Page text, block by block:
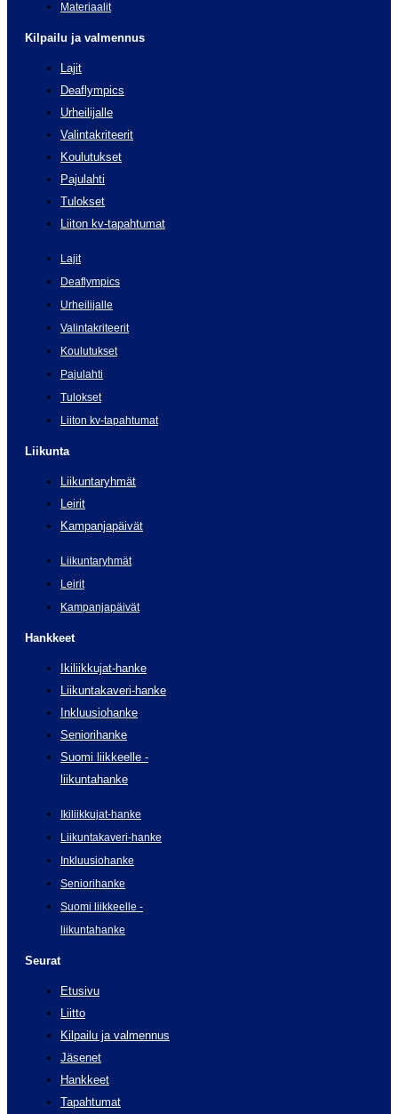
Materiaalit
Kilpailu ja valmennus
Lajit
Deaflympics
Urheilijalle
Valintakriteerit
Koulutukset
Pajulahti
Tulokset
Liiton kv-tapahtumat
Lajit
Deaflympics
Urheilijalle
Valintakriteerit
Koulutukset
Pajulahti
Tulokset
Liiton kv-tapahtumat
Liikunta
Liikuntaryhmät
Leirit
Kampanjapäivät
Liikuntaryhmät
Leirit
Kampanjapäivät
Hankkeet
Ikiliikkujat-hanke
Liikuntakaveri-hanke
Inkluusiohanke
Seniorihanke
Suomi liikkeelle -
liikuntahanke
Ikiliikkujat-hanke
Liikuntakaveri-hanke
Inkluusiohanke
Seniorihanke
Suomi liikkeelle -
liikuntahanke
Seurat
Etusivu
Liitto
Kilpailu ja valmennus
Jäsenet
Hankkeet
Tapahtumat